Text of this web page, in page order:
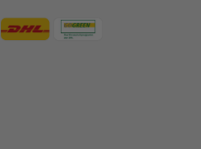
Zahlungsmethoden